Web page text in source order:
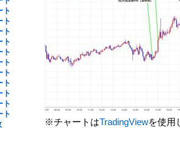
ト
ト
ト
ト
ト
ト
ト
ト
ト
ト
ト
※チャートはTradingViewを使用